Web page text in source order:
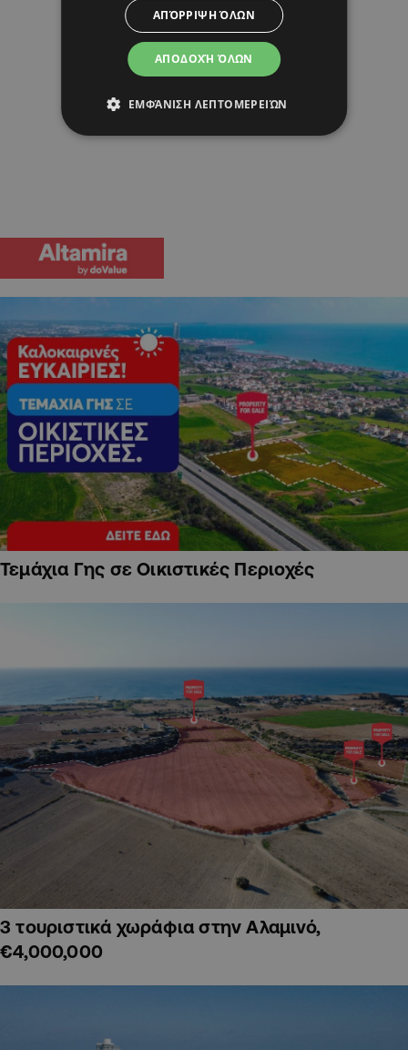
Τεμάχια Γης σε Οικιστικές Περιοχές
3 τουριστικά χωράφια στην Αλαμινό,
€4,000,000
ΑΠΟΔΟΧΉ ΌΛΩΝ
ΑΠΌΡΡΙΨΗ ΌΛΩΝ
ΕΜΦΆΝΙΣΗ ΛΕΠΤΟΜΕΡΕΙΏΝ